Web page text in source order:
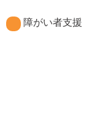
障がい者支援